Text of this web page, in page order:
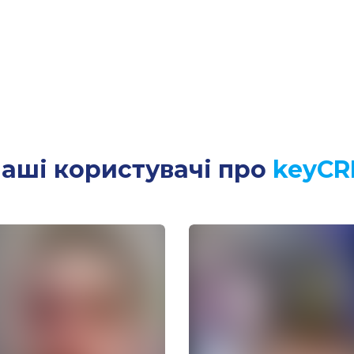
користувачі про